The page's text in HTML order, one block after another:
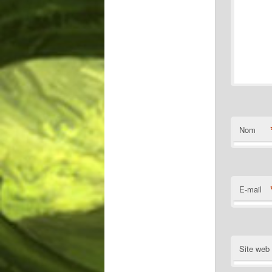
Nom
E-mail
Site web